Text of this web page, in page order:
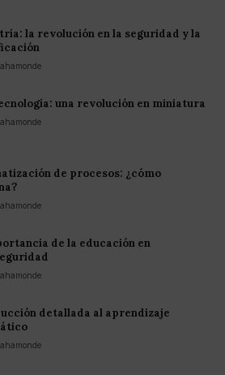
la revolución en la seguridad y la
una revolución en miniatura
de procesos: ¿cómo
de la educación en
detallada al aprendizaje